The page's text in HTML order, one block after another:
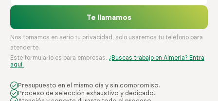
Te llamamos
Nos tomamos en serio tu privacidad
, solo usaremos tu teléfono para
atenderte.
Este formulario es para empresas. ¿Buscas trabajo en Almería? Entra
aquí.
Presupuesto en el mismo día y sin compromiso.
Proceso de selección exhaustivo y dedicado.